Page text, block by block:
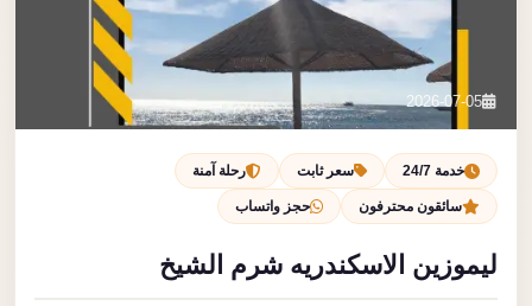
بنا
احجز الآن
2026-07-05
خدمة 24/7 سعر ثابت رحلة آمنة
سائقون محترفون حجز واتساب
ليموزين الاسكندريه شرم الشيخ